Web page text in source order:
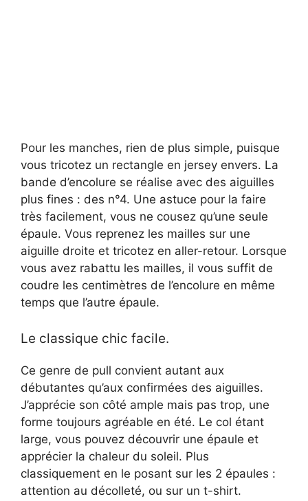
Pour les manches, rien de plus simple, puisque
vous tricotez un rectangle en jersey envers. La
bande d’encolure se réalise avec des aiguilles
plus fines : des n°4. Une astuce pour la faire
très facilement, vous ne cousez qu’une seule
épaule. Vous reprenez les mailles sur une
aiguille droite et tricotez en aller-retour. Lorsque
vous avez rabattu les mailles, il vous suffit de
coudre les centimètres de l’encolure en même
temps que l’autre épaule.
Le classique chic facile.
Ce genre de pull convient autant aux
débutantes qu’aux confirmées des aiguilles.
J’apprécie son côté ample mais pas trop, une
forme toujours agréable en été. Le col étant
large, vous pouvez découvrir une épaule et
apprécier la chaleur du soleil. Plus
classiquement en le posant sur les 2 épaules :
attention au décolleté, ou sur un t-shirt.